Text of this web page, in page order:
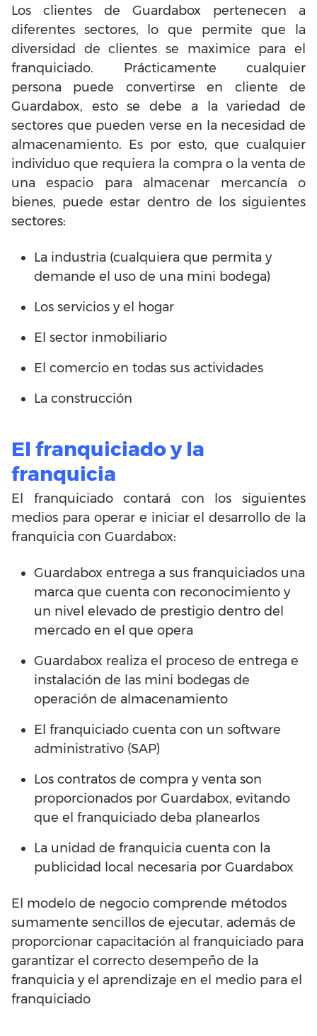
Los clientes de Guardabox pertenecen a
diferentes sectores, lo que permite que la
diversidad de clientes se maximice para el
franquiciado. Prácticamente cualquier
persona puede convertirse en cliente de
Guardabox, esto se debe a la variedad de
sectores que pueden verse en la necesidad de
almacenamiento. Es por esto, que cualquier
individuo que requiera la compra o la venta de
una espacio para almacenar mercancía o
bienes, puede estar dentro de los siguientes
sectores:
La industria (cualquiera que permita y
demande el uso de una mini bodega)
Los servicios y el hogar
El sector inmobiliario
El comercio en todas sus actividades
La construcción
El franquiciado y la
franquicia
El franquiciado contará con los siguientes
medios para operar e iniciar el desarrollo de la
franquicia con Guardabox:
Guardabox entrega a sus franquiciados una
marca que cuenta con reconocimiento y
un nivel elevado de prestigio dentro del
mercado en el que opera
Guardabox realiza el proceso de entrega e
instalación de las mini bodegas de
operación de almacenamiento
El franquiciado cuenta con un software
administrativo (SAP)
Los contratos de compra y venta son
proporcionados por Guardabox, evitando
que el franquiciado deba planearlos
La unidad de franquicia cuenta con la
publicidad local necesaria por Guardabox
El modelo de negocio comprende métodos
sumamente sencillos de ejecutar, además de
proporcionar capacitación al franquiciado para
garantizar el correcto desempeño de la
franquicia y el aprendizaje en el medio para el
franquiciado